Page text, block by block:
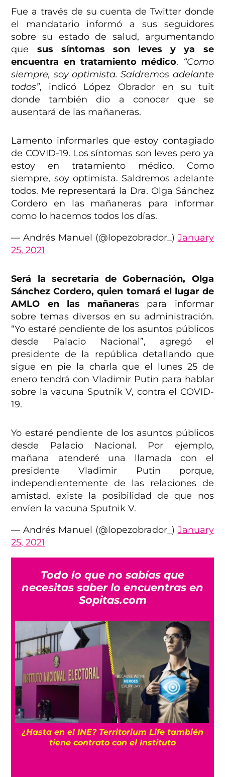
Fue a través de su cuenta de Twitter donde
el mandatario informó a sus seguidores
sobre su estado de salud, argumentando
que sus síntomas son leves y ya se
encuentra en tratamiento médico. “Como
siempre, soy optimista. Saldremos adelante
todos”, indicó López Obrador en su tuit
donde también dio a conocer que se
ausentará de las mañaneras.
Lamento informarles que estoy contagiado
de COVID-19. Los síntomas son leves pero ya
estoy en tratamiento médico. Como
siempre, soy optimista. Saldremos adelante
todos. Me representará la Dra. Olga Sánchez
Cordero en las mañaneras para informar
como lo hacemos todos los días.
— Andrés Manuel (@lopezobrador_) January
25, 2021
Será la secretaria de Gobernación, Olga
Sánchez Cordero, quien tomará el lugar de
AMLO en las mañaneras para informar
sobre temas diversos en su administración.
“Yo estaré pendiente de los asuntos públicos
desde Palacio Nacional”, agregó el
presidente de la república detallando que
sigue en pie la charla que el lunes 25 de
enero tendrá con Vladimir Putin para hablar
sobre la vacuna Sputnik V, contra el COVID-
19.
Yo estaré pendiente de los asuntos públicos
desde Palacio Nacional. Por ejemplo,
mañana atenderé una llamada con el
presidente Vladimir Putin porque,
independientemente de las relaciones de
amistad, existe la posibilidad de que nos
envíen la vacuna Sputnik V.
— Andrés Manuel (@lopezobrador_) January
25, 2021
Todo lo que no sabías que
necesitas saber lo encuentras en
Sopitas.com
¿Hasta en el INE? Territorium Life también
tiene contrato con el Instituto